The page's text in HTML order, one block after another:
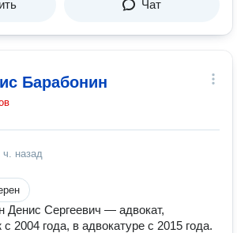
Чат
Барабонин
ч. назад
Денис Сергеевич — адвокат,
2004 года, в адвокатуре с 2015 года.